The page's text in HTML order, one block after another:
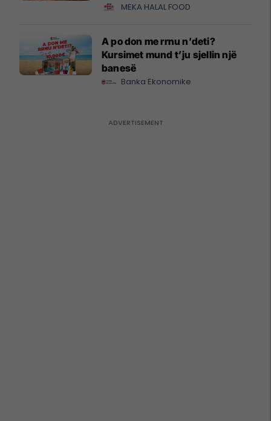
MEKA HALAL FOOD
A po don me rrnu n’deti?
Kursimet mund t’ju sjellin një
banesë
Banka Ekonomike